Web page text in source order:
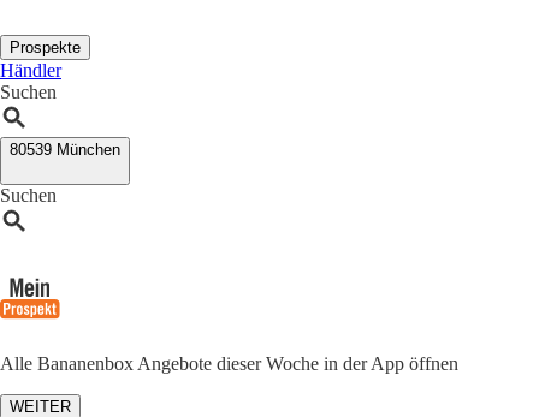
Prospekte
Händler
Suchen
80539 München
Suchen
Alle Bananenbox Angebote dieser Woche in der App öffnen
WEITER